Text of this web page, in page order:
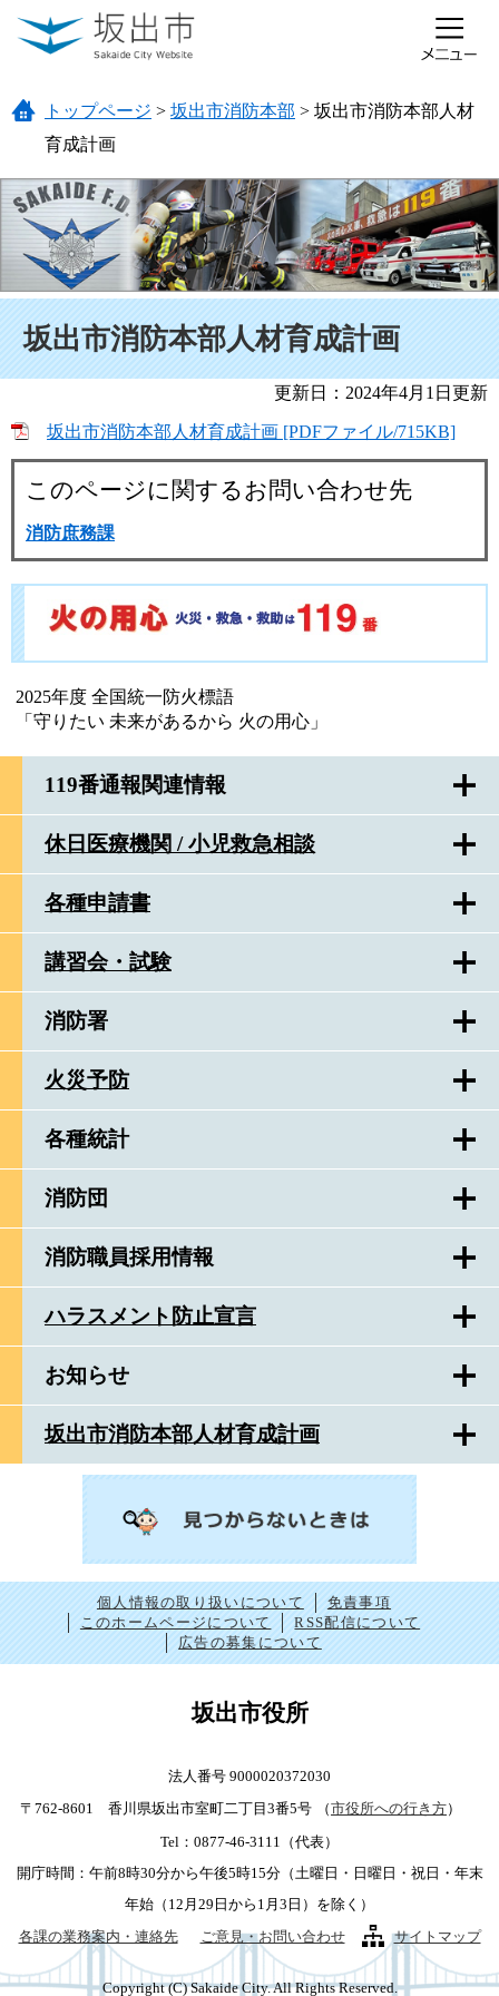
ページの先頭です。
メニューを飛ばして本文へ
トップページ > 坂出市消防本部 > 坂出市消防本部人材
育成計画
2025年度 全国統一防火標語
「守りたい 未来があるから 火の用心」
119番通報関連情報
休日医療機関 / 小児救急相談
各種申請書
講習会・試験
消防署
火災予防
各種統計
消防団
消防職員採用情報
ハラスメント防止宣言
お知らせ
坂出市消防本部人材育成計画
坂出市消防本部人材育成計画
更新日：2024年4月1日更新
坂出市消防本部人材育成計画 [PDFファイル/715KB]
このページに関するお問い合わせ先
消防庶務課
個人情報の取り扱いについて
免責事項
このホームページについて
RSS配信について
広告の募集について
坂出市役所
法人番号 9000020372030
〒762-8601 香川県坂出市室町二丁目3番5号
（市役所への行き方）
Tel：0877-46-3111（代表）
開庁時間：午前8時30分から午後5時15分（土曜日・日曜日・祝日・年末
年始（12月29日から1月3日）を除く）
各課の業務案内・連絡先
ご意見・お問い合わせ サイトマップ
Copyright (C) Sakaide City. All Rights Reserved.